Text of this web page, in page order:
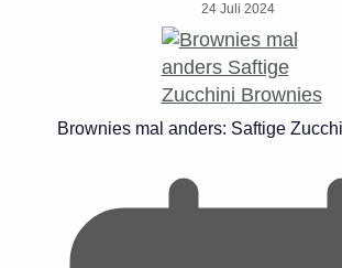
24 Juli 2024
Brownies mal anders: Saftige